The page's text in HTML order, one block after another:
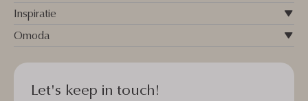
Inspiratie
Omoda
Let's keep in touch!